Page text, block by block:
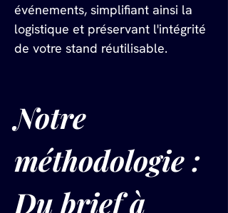
événements, simplifiant ainsi la
logistique et préservant l'intégrité
de votre stand réutilisable.
Notre
méthodologie :
Du brief à